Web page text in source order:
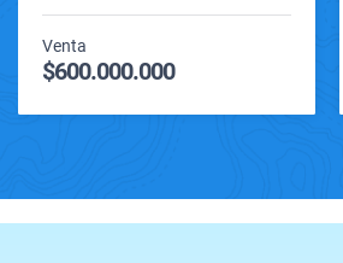
Venta
$600.000.000